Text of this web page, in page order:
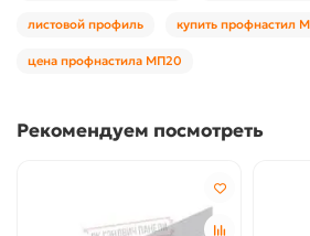
листовой профиль купить профнастил
цена профнастила МП20
Рекомендуем посмотреть